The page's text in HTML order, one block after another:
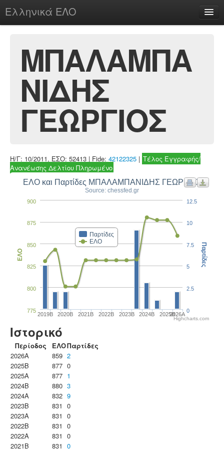
Ελληνικά ΕΛΟ
chesstu.be @ discord
Login
ΜΠΑΛΑΜΠΑ
ΝΙΔΗΣ
ΓΕΩΡΓΙΟΣ
Η/Γ: 10/2011, ΕΣΟ: 52413 | Fide: 42122325 | Τέλος Εγγραφής/
Ανανέωσης Δελτίου Πληρωμένο
ΕΛΟ και Παρτίδες ΜΠΑΛΑΜΠΑΝΙΔΗΣ ΓΕΩΡΓΙΟΣ
Source: chessfed.gr
Παρτίδες
ΕΛΟ
2019B 2020B 2021B 2022B 2023B 2024B 2025B2026A
775
800
825
850
875
900
ΕΛΟ
0
2.5
5
7.5
10
12.5
Παρτίδες
Highcharts.com
Ιστορικό
Περίοδος ΕΛΟΠαρτίδες
2026A
859 2
2025B
877 0
2025A
877 1
2024B
880 3
2024A
832 9
2023B
831 0
2023Α
831 0
2022B
831 0
2022A
831 0
2021B
831 0